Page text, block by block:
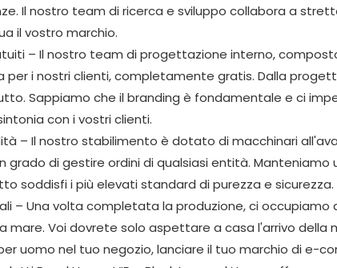
Il nostro team di ricerca e sviluppo collabora a
il vostro marchio.
– Il nostro team di progettazione interno,
per i nostri clienti, completamente gratis. Dalla
Sappiamo che il branding è fondamentale e ci
con i vostri clienti.
– Il nostro stabilimento è dotato di macchinari
grado di gestire ordini di qualsiasi entità. Manteniamo
soddisfi i più elevati standard di purezza e sicurezza.
– Una volta completata la produzione, ci
mare. Voi dovrete solo aspettare a casa l'arrivo della
uomo nel tuo negozio, lanciare il tuo marchio di e-